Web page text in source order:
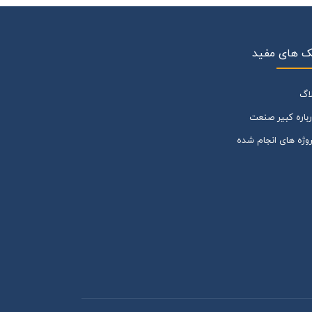
های مفید
کبیر صنعت
های انجام شده